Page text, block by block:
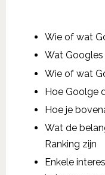
Wie of wat
Wat Googles
Wie of wat
Hoe Goolge
Hoe je
Wat de
Ranking zijn
Enkele